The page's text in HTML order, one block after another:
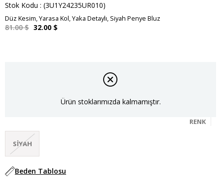
Stok Kodu (3U1Y24235UR010)
Düz Kesim, Yarasa Kol, Yaka Detaylı, Siyah Penye Bluz
81.00 $ 32.00 $
Ürün stoklarımızda kalmamıştır.
RENK
SIYAH
Beden Tablosu